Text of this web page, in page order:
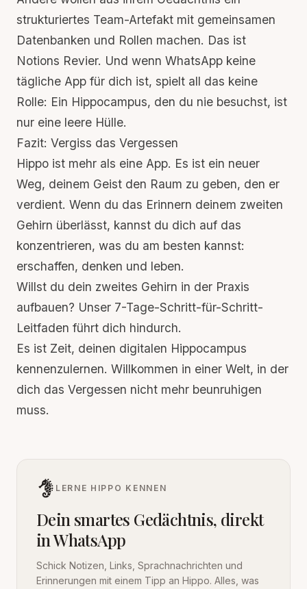
strukturiertes Team-Artefakt mit gemeinsamen
Datenbanken und Rollen machen. Das ist
Notions Revier. Und wenn WhatsApp keine
tägliche App für dich ist, spielt all das keine
Rolle: Ein Hippocampus, den du nie besuchst, ist
nur eine leere Hülle.
Fazit: Vergiss das Vergessen
Hippo ist mehr als eine App. Es ist ein neuer
Weg, deinem Geist den Raum zu geben, den er
verdient. Wenn du das Erinnern deinem zweiten
Gehirn überlässt, kannst du dich auf das
konzentrieren, was du am besten kannst:
erschaffen, denken und leben.
Willst du dein zweites Gehirn in der Praxis
aufbauen? Unser 7-Tage-Schritt-für-Schritt-
Leitfaden führt dich hindurch.
Es ist Zeit, deinen digitalen Hippocampus
kennenzulernen. Willkommen in einer Welt, in der
dich das Vergessen nicht mehr beunruhigen
muss.
LERNE HIPPO KENNEN
Dein smartes Gedächtnis, direkt
in WhatsApp
Schick Notizen, Links, Sprachnachrichten und
Erinnerungen mit einem Tipp an Hippo. Alles, was